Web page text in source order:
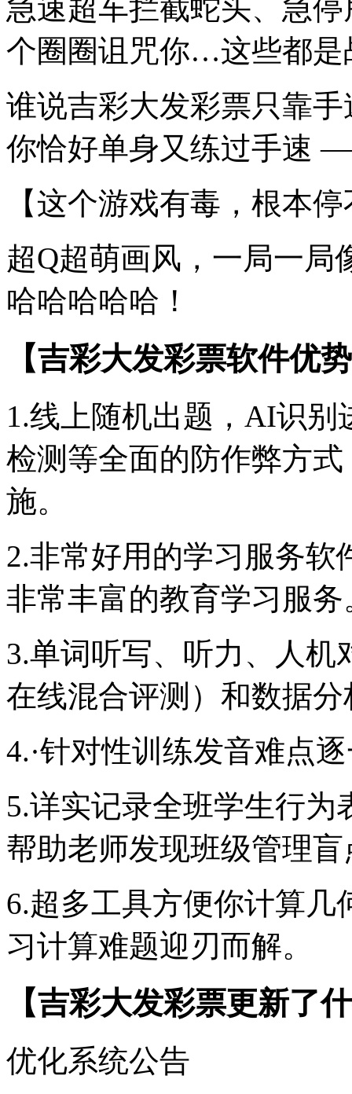
急速超车拦截蛇头、急
个圈圈诅咒你…这些都是
谁说吉彩大发彩票只靠
你恰好单身又练过手速
【这个游戏有毒，根本
超Q超萌画风，一局一局
哈哈哈哈哈！
【吉彩大发彩票软件优
1.线上随机出题，AI识
检测等全面的防作弊方
施。
2.非常好用的学习服务
非常丰富的教育学习服务
3.单词听写、听力、人
在线混合评测）和数据分
4.·针对性训练发音难点
5.详实记录全班学生行
帮助老师发现班级管理
6.超多工具方便你计算
习计算难题迎刃而解。
【吉彩大发彩票更新了
优化系统公告